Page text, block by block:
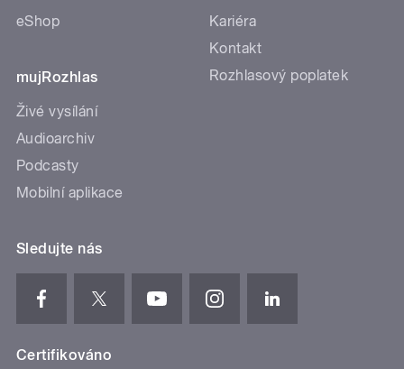
eShop
mujRozhlas
Živé vysílání
Audioarchiv
Podcasty
Mobilní aplikace
Kariéra
Kontakt
Rozhlasový poplatek
Sledujte nás
Certifikováno